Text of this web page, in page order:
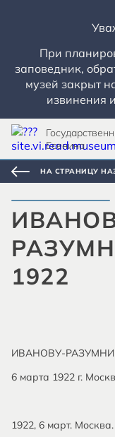
При
заповедник,
музей закрыт
извинения
Есенина
НА СТРАНИЦУ
1922
ИВАНОВУ-
6 марта 1922 г.
1922, 6 март. Москва.